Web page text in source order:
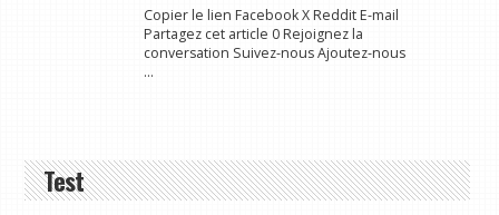
Copier le lien Facebook X Reddit E-mail
Partagez cet article 0 Rejoignez la
conversation Suivez-nous Ajoutez-nous
...
Test